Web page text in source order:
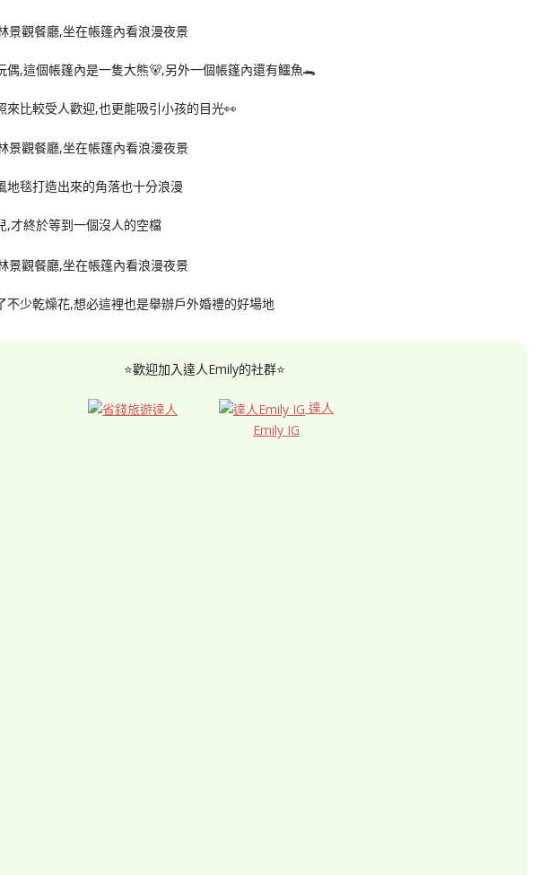
偶,這個帳篷內是一隻大熊🐻,另外一個帳篷內還有鱷魚🐊
來比較受人歡迎,也更能吸引小孩的目光👀
地毯打造出來的角落也十分浪漫
,才終於等到一個沒人的空檔
不少乾燥花,想必這裡也是舉辦戶外婚禮的好場地
⭐歡迎加入達人Emily的社群⭐
達人
Emily IG